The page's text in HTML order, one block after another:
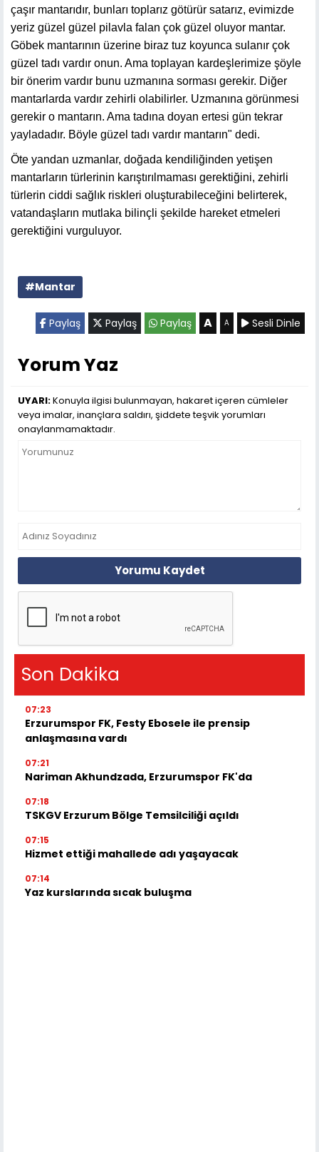
çaşır mantarıdır, bunları toplarız götürür satarız, evimizde
yeriz güzel güzel pilavla falan çok güzel oluyor mantar.
Göbek mantarının üzerine biraz tuz koyunca sulanır çok
güzel tadı vardır onun. Ama toplayan kardeşlerimize şöyle
bir önerim vardır bunu uzmanına sorması gerekir. Diğer
mantarlarda vardır zehirli olabilirler. Uzmanına görünmesi
gerekir o mantarın. Ama tadına doyan ertesi gün tekrar
yayladadır. Böyle güzel tadı vardır mantarın" dedi.
Öte yandan uzmanlar, doğada kendiliğinden yetişen
mantarların türlerinin karıştırılmaması gerektiğini, zehirli
türlerin ciddi sağlık riskleri oluşturabileceğini belirterek,
vatandaşların mutlaka bilinçli şekilde hareket etmeleri
gerektiğini vurguluyor.
#Mantar
Paylaş Paylaş Paylaş A A Sesli Dinle
Yorum Yaz
UYARI:Konuyla ilgisi bulunmayan, hakaret içeren cümleler
veya imalar, inançlara saldırı, şiddete teşvik yorumları
onaylanmamaktadır.
Yorumu Kaydet
Son Dakika
07:23
Erzurumspor FK, Festy Ebosele ile prensip
anlaşmasına vardı
07:21
Nariman Akhundzada, Erzurumspor FK'da
07:18
TSKGV Erzurum Bölge Temsilciliği açıldı
07:15
Hizmet ettiği mahallede adı yaşayacak
07:14
Yaz kurslarında sıcak buluşma